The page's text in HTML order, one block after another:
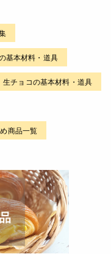
基本材料・道具
生チョコの基本材料・道具
商品一覧